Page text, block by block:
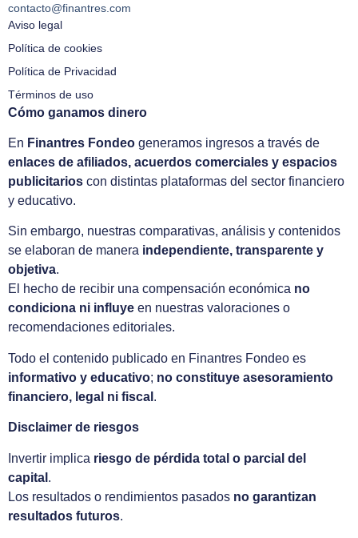
contacto@finantres.com
Aviso legal
Política de cookies
Política de Privacidad
Términos de uso
Cómo ganamos dinero
En Finantres Fondeo generamos ingresos a través de
enlaces de afiliados, acuerdos comerciales y espacios
publicitarios con distintas plataformas del sector financiero
y educativo.
Sin embargo, nuestras comparativas, análisis y contenidos
se elaboran de manera independiente, transparente y
objetiva.
El hecho de recibir una compensación económica no
condiciona ni influye en nuestras valoraciones o
recomendaciones editoriales.
Todo el contenido publicado en Finantres Fondeo es
informativo y educativo; no constituye asesoramiento
financiero, legal ni fiscal .
Disclaimer de riesgos
Invertir implica riesgo de pérdida total o parcial del
capital .
Los resultados o rendimientos pasados no garantizan
resultados futuros.